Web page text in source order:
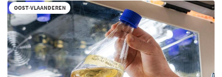
ANTIBIOTICA
OOST-VLAANDEREN